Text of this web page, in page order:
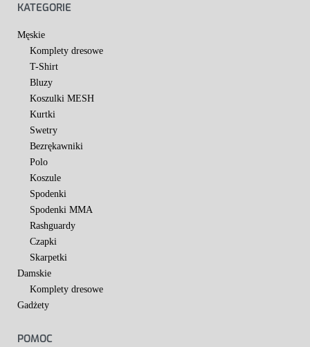
KATEGORIE
Męskie
Komplety dresowe
T-Shirt
Bluzy
Koszulki MESH
Kurtki
Swetry
Bezrękawniki
Polo
Koszule
Spodenki
Spodenki MMA
Rashguardy
Czapki
Skarpetki
Damskie
Komplety dresowe
Gadżety
POMOC